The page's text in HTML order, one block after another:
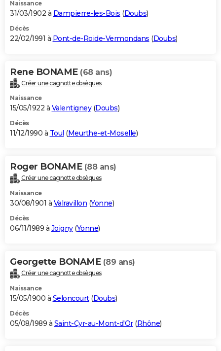
Naissance
31/03/1902 à Dampierre-les-Bois (Doubs)
Décès
22/02/1991 à Pont-de-Roide-Vermondans (Doubs)
Rene BONAME (68 ans)
Créer une cagnotte obsèques
Naissance
15/05/1922 à Valentigney(Doubs)
Décès
11/12/1990 à Toul (Meurthe-et-Moselle)
Roger BONAME (88 ans)
Créer une cagnotte obsèques
Naissance
30/08/1901 à Valravillon (Yonne)
Décès
06/11/1989 à Joigny(Yonne)
Georgette BONAME (89 ans)
Créer une cagnotte obsèques
Naissance
15/05/1900 à Seloncourt(Doubs)
Décès
05/08/1989 à Saint-Cyr-au-Mont-d'Or(Rhône)